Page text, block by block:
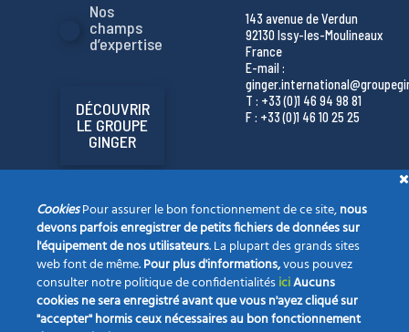
Nos
champs
d’expertise
DÉCOUVRIR
LE GROUPE
GINGER
143 avenue de Verdun
92130 Issy-les-Moulineaux
France
E-mail :
T : +33 (0)1 46 94 98 81
F : +33 (0)1 46 10 25 25
CookiesPour assurer le bon fonctionnement de ce site,nous
devons parfois enregistrer de petits fichiers de données sur
l'équipement de nos utilisateurs. La plupart des grands sites
web font de même.Pour plus d'informations,vous pouvez
consulter notre politique de confidentialitésiciAucuns
cookies ne sera enregistré avant que vous n'ayez cliqué sur
"accepter" hormis ceux nécessaires au bon fonctionnement